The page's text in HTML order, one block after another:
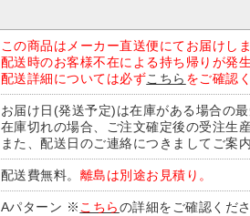
この商品はメーカー直送便にてお届けしま
配送時のお客様不在による持ち帰りが発
配送詳細については必ずこちら をご確認
お届け日(発送予定)は在庫がある場合の最
在庫切れの場合、ご注文確定後の受注生
また、配送日のご連絡につきましてご案
配送費無料。 離島は別途お見積り。
Aパターン ※こちらの詳細をご確認くださ